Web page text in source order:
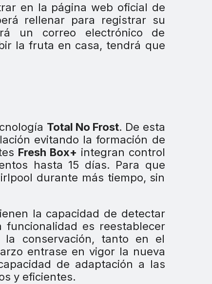
en la página web oficial de
rellenar para registrar su
un correo electrónico de
la fruta en casa, tendrá que
Total No Frost. De esta
evitando la formación de
Fresh Box+ integran control
hasta 15 días. Para que
durante más tiempo, sin
la capacidad de detectar
es reestablecer
la conservación, tanto en el
entrase en vigor la nueva
de adaptación a las
y eficientes.